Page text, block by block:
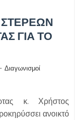
ΣΤΕΡΕΏΝ
ΓΙΑ ΤΟ
Διαγωνισμοί
κ. Χρήστος
ανοικτό